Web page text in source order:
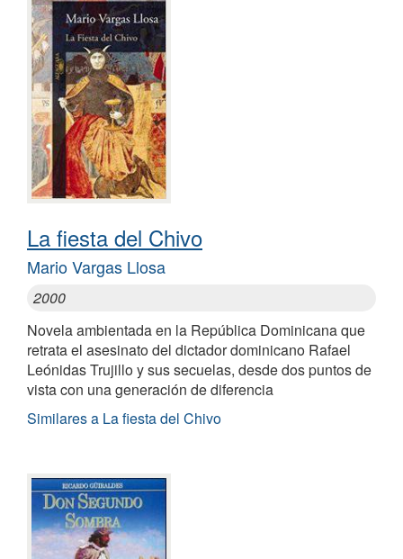
La fiesta del Chivo
Mario Vargas Llosa
2000
Novela ambientada en la República Dominicana que
retrata el asesinato del dictador dominicano Rafael
Leónidas Trujillo y sus secuelas, desde dos puntos de
vista con una generación de diferencia
Similares a La fiesta del Chivo